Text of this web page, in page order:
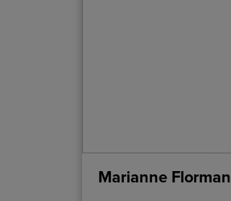
Marianne Florman